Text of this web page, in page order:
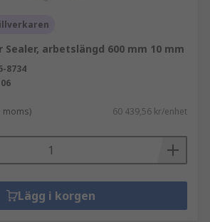
Sealer, arbetslängd 600 mm 10 mm
8734
moms) 60 439,56 kr/enhet
Lägg i korgen